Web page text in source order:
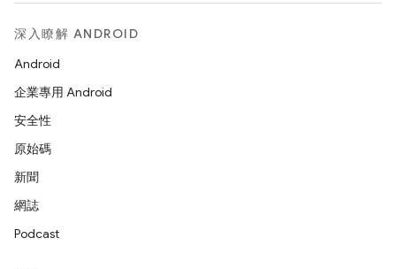
深入瞭解 ANDROID
Android
企業專用 Android
安全性
原始碼
新聞
網誌
Podcast